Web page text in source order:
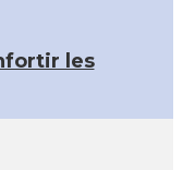
les